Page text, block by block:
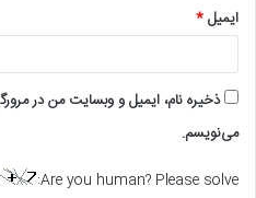
ایمیل*
ذخیره نام، ایمیل و وبسایت من در
می‌نویسم.
Are you human? Please solve: